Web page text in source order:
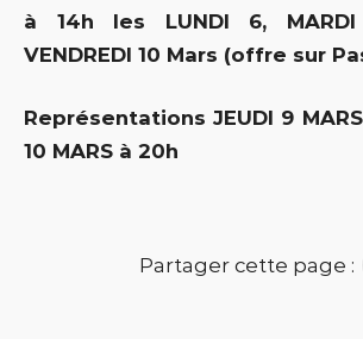
à 14h les LUNDI 6,
VENDREDI 10 Mars (offre sur
Représentations JEUDI 9
10 MARS à 20h
Partager cette page :